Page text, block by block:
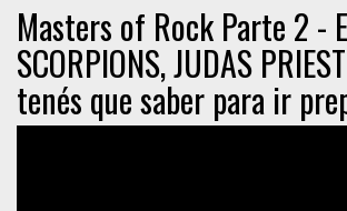
Masters of Rock Parte 2 -
SCORPIONS, JUDAS
tenés que saber para ir